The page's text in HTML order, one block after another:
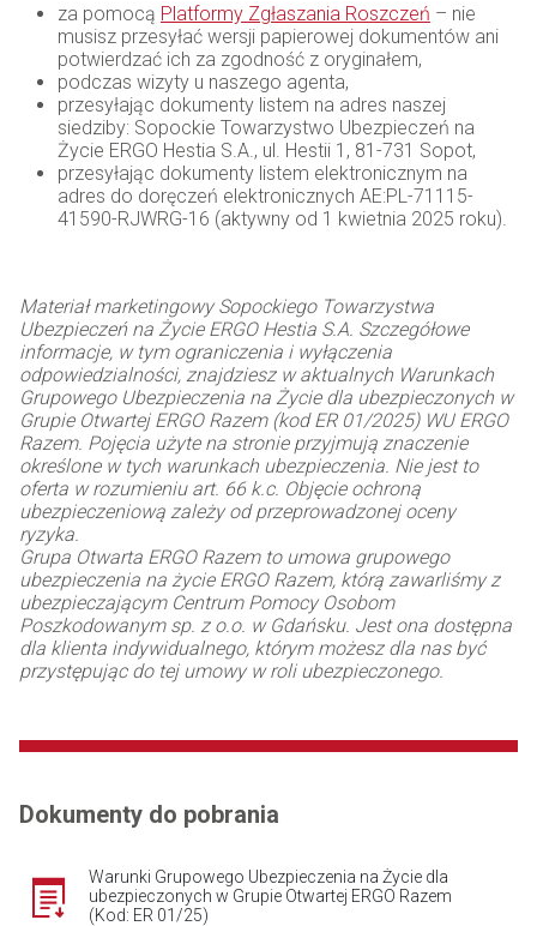
za pomocą Platformy Zgłaszania Roszczeń – nie
musisz przesyłać wersji papierowej dokumentów ani
potwierdzać ich za zgodność z oryginałem,
podczas wizyty u naszego agenta,
przesyłając dokumenty listem na adres naszej
siedziby: Sopockie Towarzystwo Ubezpieczeń na
Życie ERGO Hestia S.A., ul. Hestii 1, 81-731 Sopot,
przesyłając dokumenty listem elektronicznym na
adres do doręczeń elektronicznych AE:PL-71115-
41590-RJWRG-16 (aktywny od 1 kwietnia 2025 roku).
Materiał marketingowy Sopockiego Towarzystwa
Ubezpieczeń na Życie ERGO Hestia S.A. Szczegółowe
informacje, w tym ograniczenia i wyłączenia
odpowiedzialności, znajdziesz w aktualnych Warunkach
Grupowego Ubezpieczenia na Życie dla ubezpieczonych w
Grupie Otwartej ERGO Razem (kod ER 01/2025) WU ERGO
Razem. Pojęcia użyte na stronie przyjmują znaczenie
określone w tych warunkach ubezpieczenia. Nie jest to
oferta w rozumieniu art. 66 k.c. Objęcie ochroną
ubezpieczeniową zależy od przeprowadzonej oceny
ryzyka.
Grupa Otwarta ERGO Razem to umowa grupowego
ubezpieczenia na życie ERGO Razem, którą zawarliśmy z
ubezpieczającym Centrum Pomocy Osobom
Poszkodowanym sp. z o.o. w Gdańsku. Jest ona dostępna
dla klienta indywidualnego, którym możesz dla nas być
przystępując do tej umowy w roli ubezpieczonego.
Dokumenty do pobrania
Warunki Grupowego Ubezpieczenia na Życie dla
ubezpieczonych w Grupie Otwartej ERGO Razem
(Kod: ER 01/25)